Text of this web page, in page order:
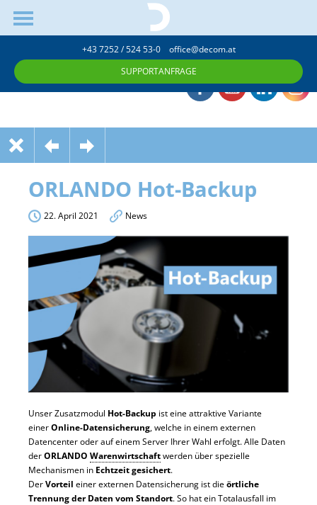
+43 7252 / 524 53-0 office@decom.at
SUPPORTANFRAGE
ORLANDO Hot-Backup
22. April 2021 News
Unser Zusatzmodul Hot-Backup ist eine attraktive Variante
einerOnline-Datensicherung, welche in einem externen
Datencenter oder auf einem Server Ihrer Wahl erfolgt. Alle Daten
derORLANDO Warenwirtschaftwerden über spezielle
Mechanismen in Echtzeit gesichert.
DerVorteil einer externen Datensicherung ist dieörtliche
Trennung der Daten vom Standort. So hat ein Totalausfall im